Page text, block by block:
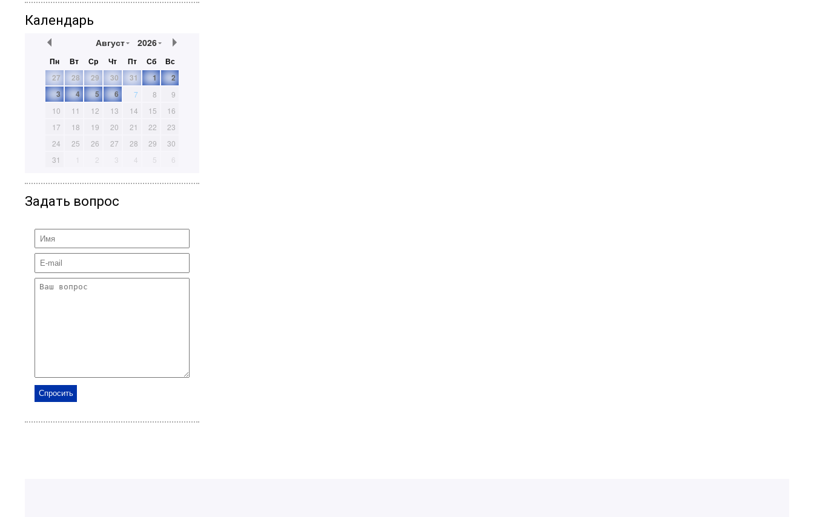
Календарь
Август 2026
Пн Вт Ср Чт Пт Сб
Вс
27
28 29 30 31 1
2
3
4 5 6 7 8
9
10
11 12 13 14 15
16
17
18 19 20 21 22
23
24
25 26 27 28 29
30
31
1 2 3 4 5 6
Задать вопрос